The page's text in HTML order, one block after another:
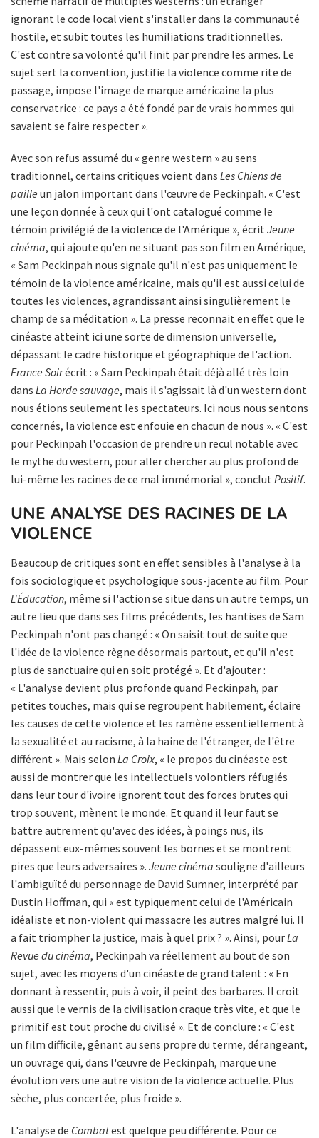
ignorant le code local vient s'installer dans la communauté
hostile, et subit toutes les humiliations traditionnelles.
C'est contre sa volonté qu'il finit par prendre les armes. Le
sujet sert la convention, justifie la violence comme rite de
passage, impose l'image de marque américaine la plus
conservatrice : ce pays a été fondé par de vrais hommes qui
savaient se faire respecter ».
Avec son refus assumé du « genre western » au sens
traditionnel, certains critiques voient dans Les Chiens de
paille un jalon important dans l'œuvre de Peckinpah. « C'est
une leçon donnée à ceux qui l'ont catalogué comme le
témoin privilégié de la violence de l'Amérique », écrit Jeune
cinéma, qui ajoute qu'en ne situant pas son film en Amérique,
« Sam Peckinpah nous signale qu'il n'est pas uniquement le
témoin de la violence américaine, mais qu'il est aussi celui de
toutes les violences, agrandissant ainsi singulièrement le
champ de sa méditation ». La presse reconnait en effet que le
cinéaste atteint ici une sorte de dimension universelle,
dépassant le cadre historique et géographique de l'action.
France Soirécrit : « Sam Peckinpah était déjà allé très loin
dans La Horde sauvage, mais il s'agissait là d'un western dont
nous étions seulement les spectateurs. Ici nous nous sentons
concernés, la violence est enfouie en chacun de nous ». « C'est
pour Peckinpah l'occasion de prendre un recul notable avec
le mythe du western, pour aller chercher au plus profond de
lui-même les racines de ce mal immémorial », conclut Positif.
UNE ANALYSE DES RACINES DE LA
VIOLENCE
Beaucoup de critiques sont en effet sensibles à l'analyse à la
fois sociologique et psychologique sous-jacente au film. Pour
L'Éducation, même si l'action se situe dans un autre temps, un
autre lieu que dans ses films précédents, les hantises de Sam
Peckinpah n'ont pas changé : « On saisit tout de suite que
l'idée de la violence règne désormais partout, et qu'il n'est
plus de sanctuaire qui en soit protégé ». Et d'ajouter :
« L'analyse devient plus profonde quand Peckinpah, par
petites touches, mais qui se regroupent habilement, éclaire
les causes de cette violence et les ramène essentiellement à
la sexualité et au racisme, à la haine de l'étranger, de l'être
différent ». Mais selon La Croix, « le propos du cinéaste est
aussi de montrer que les intellectuels volontiers réfugiés
dans leur tour d'ivoire ignorent tout des forces brutes qui
trop souvent, mènent le monde. Et quand il leur faut se
battre autrement qu'avec des idées, à poings nus, ils
dépassent eux-mêmes souvent les bornes et se montrent
pires que leurs adversaires ». Jeune cinéma souligne d'ailleurs
l'ambiguïté du personnage de David Sumner, interprété par
Dustin Hoffman, qui « est typiquement celui de l'Américain
idéaliste et non-violent qui massacre les autres malgré lui. Il
a fait triompher la justice, mais à quel prix ? ». Ainsi, pourLa
Revue du cinéma, Peckinpah va réellement au bout de son
sujet, avec les moyens d'un cinéaste de grand talent : « En
donnant à ressentir, puis à voir, il peint des barbares. Il croit
aussi que le vernis de la civilisation craque très vite, et que le
primitif est tout proche du civilisé ». Et de conclure : « C'est
un film difficile, gênant au sens propre du terme, dérangeant,
un ouvrage qui, dans l'œuvre de Peckinpah, marque une
évolution vers une autre vision de la violence actuelle. Plus
sèche, plus concertée, plus froide ».
L'analyse de Combatest quelque peu différente. Pour ce